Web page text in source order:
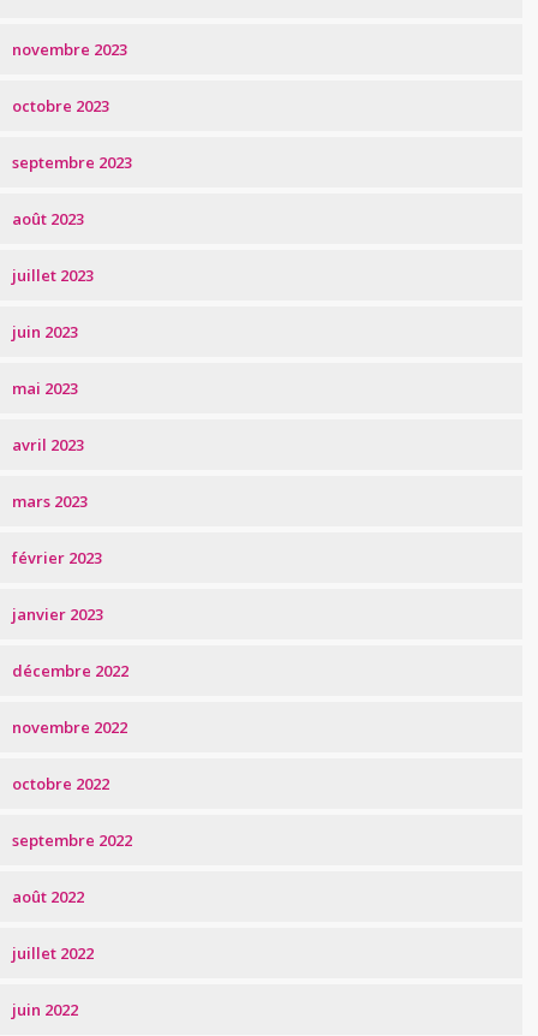
novembre 2023
octobre 2023
septembre 2023
août 2023
juillet 2023
juin 2023
mai 2023
avril 2023
mars 2023
février 2023
janvier 2023
décembre 2022
novembre 2022
octobre 2022
septembre 2022
août 2022
juillet 2022
juin 2022